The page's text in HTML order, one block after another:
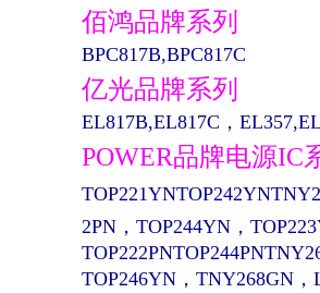
佰鸿品牌系列
BPC817B,BPC817C
亿光品牌系列
EL817B,EL817C，
POWER品牌电源IC
2PN，TOP244YN，
TOP246YN，TNY268GN